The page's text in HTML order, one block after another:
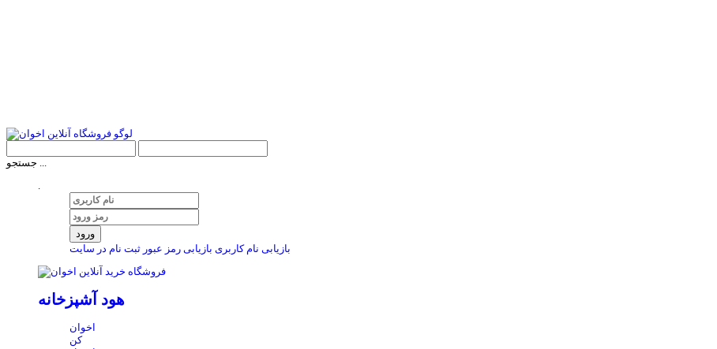
جستجو ...
.
ورود
بازیابی نام کاربری بازیابی رمز عبور ثبت نام در سایت
هود آشپزخانه
اخوان
کن